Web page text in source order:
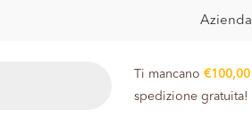
Azienda
Ti mancano€100,00
spedizione gratuita!